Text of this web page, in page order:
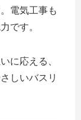
電気工事も
です。
に応える、
しいバスリ